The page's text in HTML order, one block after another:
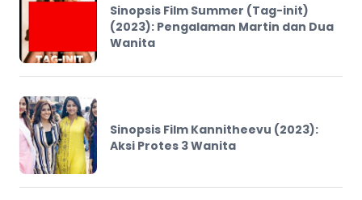
Sinopsis Film Summer (Tag-init)
(2023): Pengalaman Martin dan Dua
Wanita
Sinopsis Film Kannitheevu (2023):
Aksi Protes 3 Wanita